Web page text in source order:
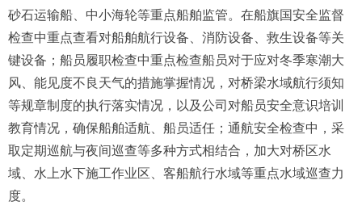
砂石运输船、中小海轮等重点船舶监管。在船旗国安全监督
检查中重点查看对船舶航行设备、消防设备、救生设备等关
键设备；船员履职检查中重点检查船员对于应对冬季寒潮大
风、能见度不良天气的措施掌握情况，对桥梁水域航行须知
等规章制度的执行落实情况，以及公司对船员安全意识培训
教育情况，确保船舶适航、船员适任；通航安全检查中，采
取定期巡航与夜间巡查等多种方式相结合，加大对桥区水
域、水上水下施工作业区、客船航行水域等重点水域巡查力
度。